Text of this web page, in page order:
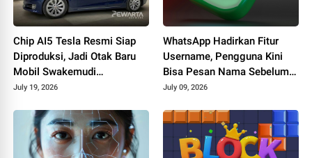
Chip AI5 Tesla Resmi Siap
Diproduksi, Jadi Otak Baru
Mobil Swakemudi
Berteknologi AI
July 19, 2026
WhatsApp Hadirkan Fitur
Username, Pengguna Kini
Bisa Pesan Nama Sebelum
Dipakai Orang Lain
July 09, 2026